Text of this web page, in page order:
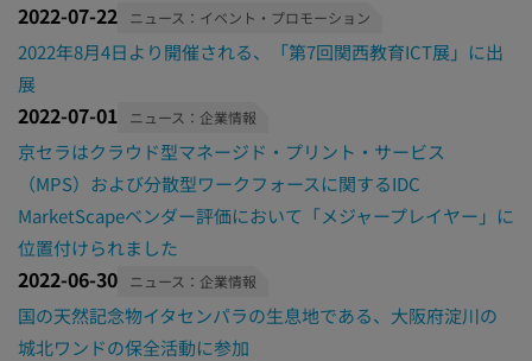
2022-07-22 ニュース：イベント・プロモーション
2022年8月4日より開催される、「第7回関西教育ICT展」に出
展
2022-07-01 ニュース：企業情報
京セラはクラウド型マネージド・プリント・サービス
（MPS）および分散型ワークフォースに関するIDC
MarketScapeベンダー評価において「メジャープレイヤー」に
位置付けられました
2022-06-30 ニュース：企業情報
国の天然記念物イタセンパラの生息地である、大阪府淀川の
城北ワンドの保全活動に参加